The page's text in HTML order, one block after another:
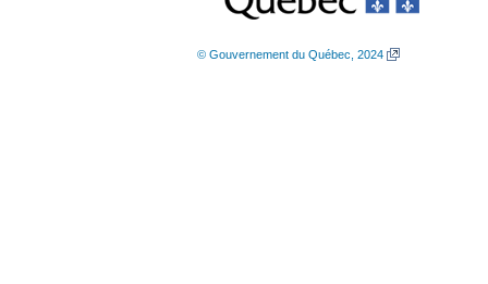
© Gouvernement du Québec, 2024